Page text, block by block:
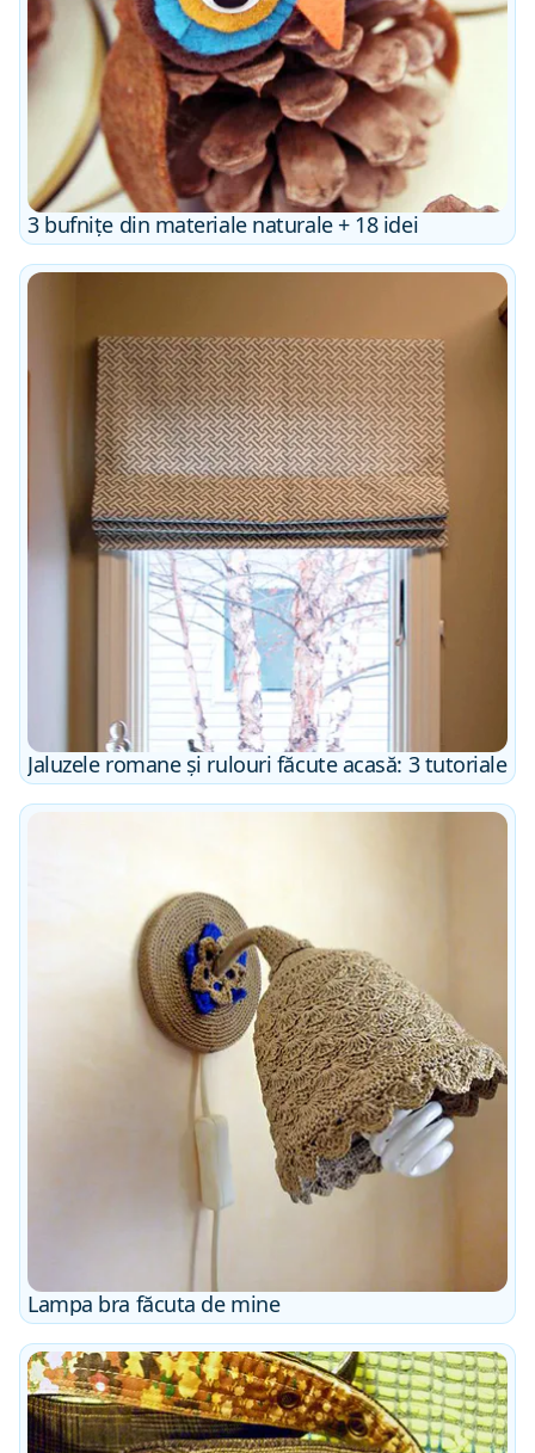
3 bufnițe din materiale naturale + 18 idei
Jaluzele romane și rulouri făcute acasă: 3 tutoriale
Lampa bra făcuta de mine